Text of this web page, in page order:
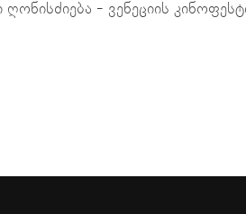
- ვენეციის